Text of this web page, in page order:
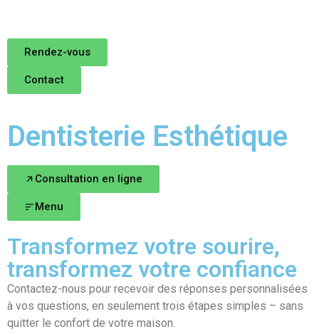
Rendez-vous
Contact
Dentisterie Esthétique
Consultation en ligne
Menu
Transformez votre sourire,
transformez votre confiance
Contactez-nous pour recevoir des réponses personnalisées
à vos questions, en seulement trois étapes simples – sans
quitter le confort de votre maison.